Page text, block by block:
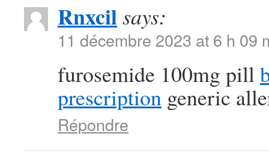
Rnxcilsays:
11 décembre 2023 at 6 h 09
furosemide 100mg pill
prescription generic
Répondre